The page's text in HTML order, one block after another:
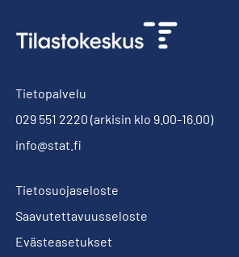
Tietopalvelu
029 551 2220 (arkisin klo 9.00-16.00)
info@stat.fi
Tietosuojaseloste
Saavutettavuusseloste
Evästeasetukset